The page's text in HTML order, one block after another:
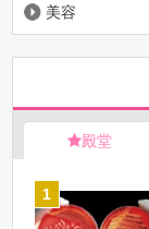
美容
殿堂